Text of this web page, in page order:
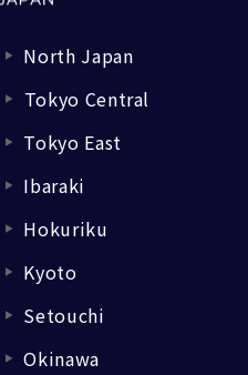
▼ North Japan
▼ Tokyo Central
▼ Tokyo East
▼ Ibaraki
▼ Hokuriku
▼ Kyoto
▼ Setouchi
▼ Okinawa